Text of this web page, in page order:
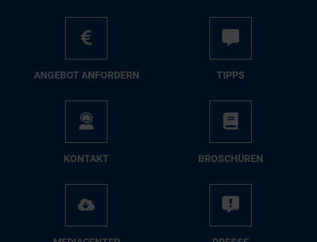
AN­GE­BOT AN­FOR­DERN TIPPS
KON­TAKT BRO­SCHÜ­REN